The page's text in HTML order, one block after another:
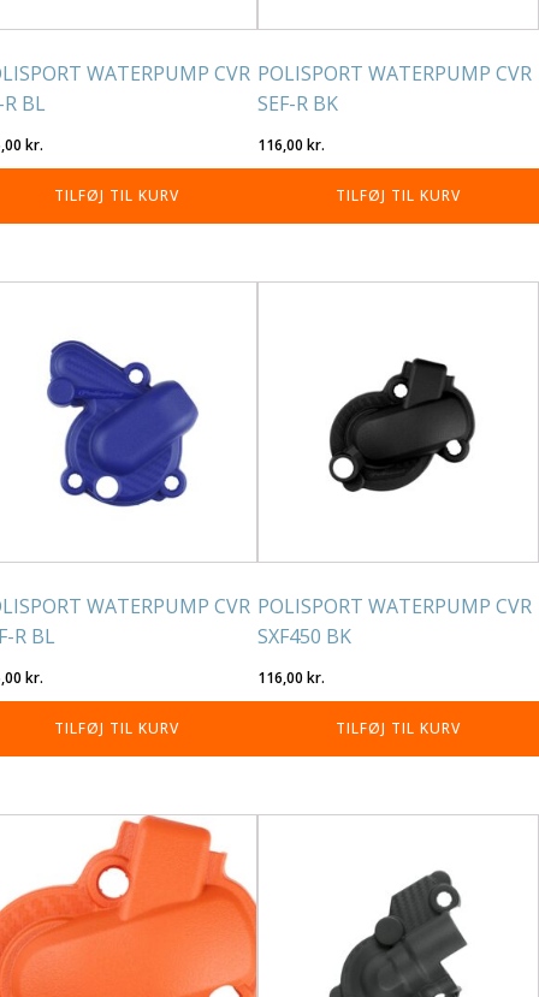
WATERPUMP CVR
R BL
kr.
TILFØJ TIL KURV
POLISPORT WATERPUMP CVR
SEF-R BK
116,00kr.
TILFØJ TIL KURV
WATERPUMP CVR
R BL
kr.
TILFØJ TIL KURV
POLISPORT WATERPUMP CVR
SXF450 BK
116,00kr.
TILFØJ TIL KURV